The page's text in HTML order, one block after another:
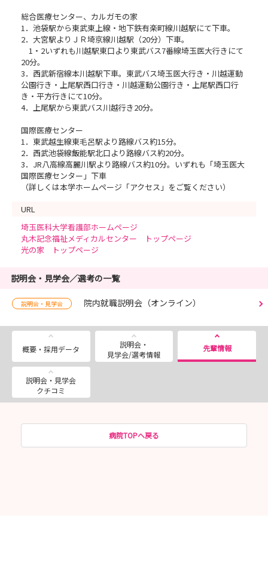
総合医療センター、カルガモの家
1．池袋駅から東武東上線・地下鉄有楽町線川越駅にて下車。
2．大宮駅よりＪＲ埼京線川越駅（20分）下車。
1・2いずれも川越駅東口より東武バス7番線埼玉医大行きにて
20分。
3．西武新宿線本川越駅下車。東武バス埼玉医大行き・川越運動
公園行き・上尾駅西口行き・川越運動公園行き・上尾駅西口行
き・平方行きにて10分。
4．上尾駅から東武バス川越行き20分。
国際医療センター
1．東武越生線東毛呂駅より路線バス約15分。
2．西武池袋線飯能駅北口より路線バス約20分。
3．JR八高線高麗川駅より路線バス約10分。いずれも「埼玉医大
国際医療センター」下車
（詳しくは本学ホームページ「アクセス」をご覧ください）
URL
埼玉医科大学看護部ホームページ
丸木記念福祉メディカルセンター トップページ
光の家 トップページ
説明会・見学会／選考の一覧
説明会・見学会 院内就職説明会（オンライン）
概要・採用データ
説明会・
見学会/選考情報
先輩情報
説明会・見学会
クチコミ
病院TOPへ戻る